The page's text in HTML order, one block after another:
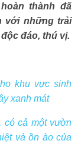
thành đã
với những trải
đáo, thú vị.
khu vực sinh
xanh mát
có cả một vườn
và ồn ào của